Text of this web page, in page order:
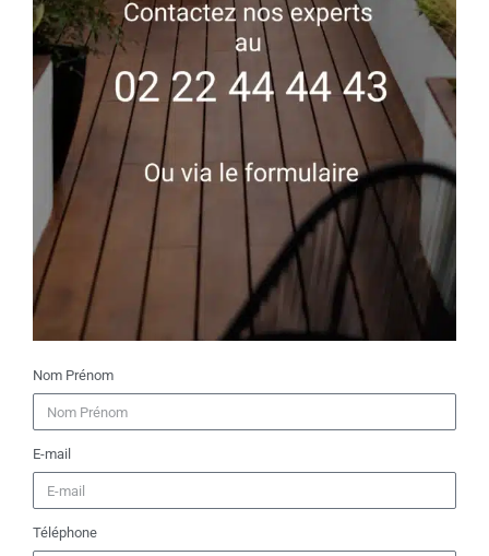
Nom Prénom
E-mail
Téléphone